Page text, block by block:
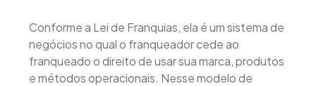
Conforme a Lei de Franquias, ela é um sistema de
negócios no qual o franqueador cede ao
franqueado o direito de usar sua marca, produtos
e métodos operacionais. Nesse modelo de